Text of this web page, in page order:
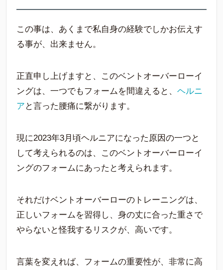
この事は、あくまで私自身の経験でしかお伝えす
る事が、出来ません。
正直申し上げますと、このベントオーバーローイ
ングは、一つでもフォームを間違えると、 ヘルニ
ア と言った腰痛に繋がります。
現に2023年3月頃ヘルニアになった原因の一つと
して考えられるのは、このベントオーバーローイ
ングのフォームにあったと考えられます。
それだけベントオーバーローのトレーニングは、
正しいフォームを習得し、身の丈に合った重さで
やらないと怪我するリスクが、高いです。
言葉を変えれば、フォームの重要性が、非常に高